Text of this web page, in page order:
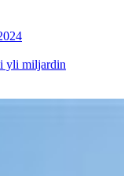
yli miljardin